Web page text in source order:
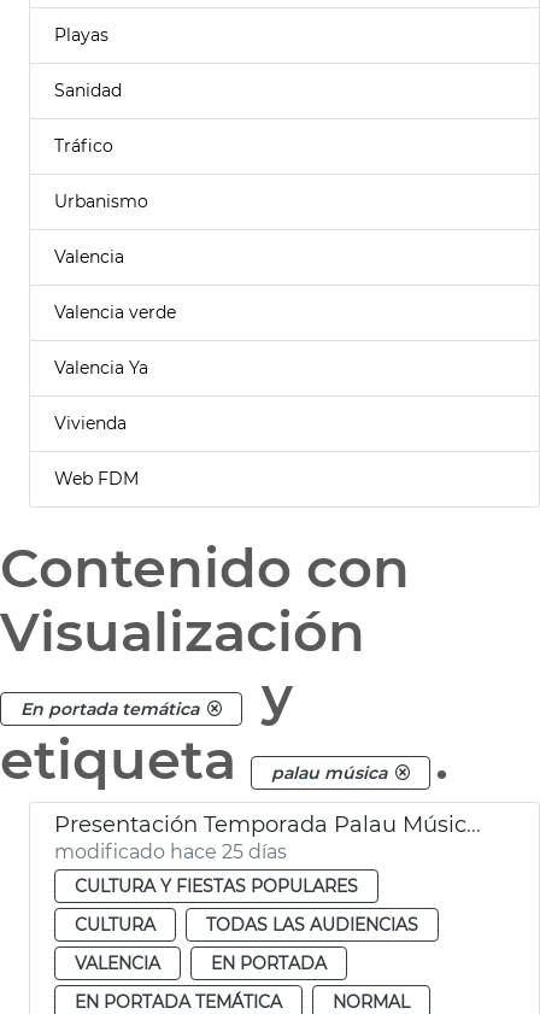
Playas
Sanidad
Tráfico
Urbanismo
Valencia
Valencia verde
Valencia Ya
Vivienda
Web FDM
Contenido con
Visualización
En portada temática
y
etiqueta
palau música .
Presentación Temporada Palau Música València
modificado hace 25 días
CULTURA Y FIESTAS POPULARES
CULTURA
TODAS LAS AUDIENCIAS
VALENCIA
EN PORTADA
EN PORTADA TEMÁTICA
NORMAL